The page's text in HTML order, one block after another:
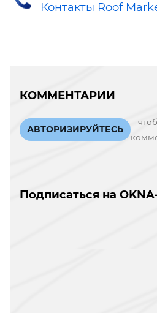
Контакты Roof
КОММЕНТАРИИ
АВТОРИЗИРУЙТЕСЬ
Подписаться на